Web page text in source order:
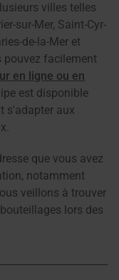
villes telles
sur-Mer, Saint-Cyr-
de-la-Mer et
pouvez facilement
en ligne ou en
est disponible
s'adapter aux
que vous avez
notamment
veillons à trouver
lors des